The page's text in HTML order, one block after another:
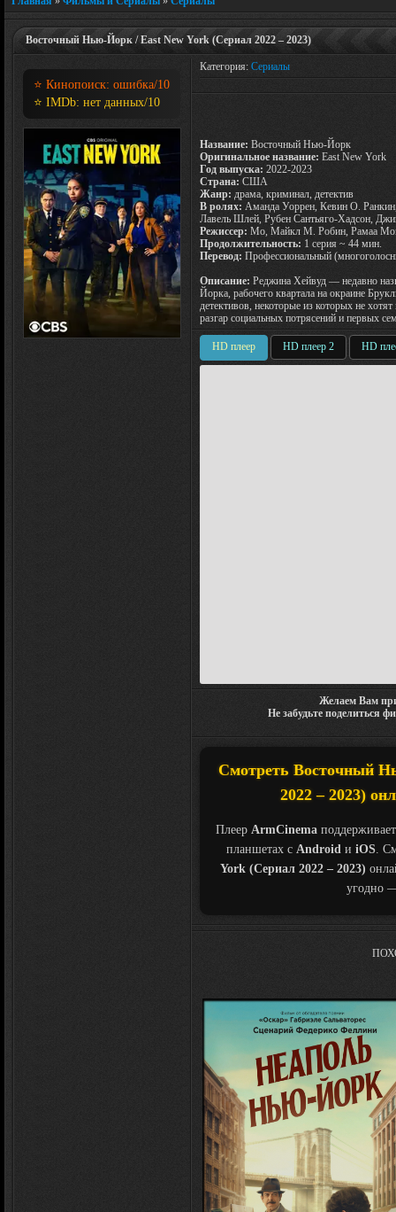
Восточный Нью-Йорк / East New York (Сериал 2022 – 2023)
⭐ Кинопоиск: ошибка/10
⭐ IMDb: нет данных/10
Категория: Сериалы
Название: Восточный Нью-Йорк
Оригинальное название: East New York
Год выпуска: 2022-2023
Страна: США
Жанр: драма, криминал, детектив
В ролях: Аманда Уоррен, Кевин О.
Лавель Шлей, Рубен Сантьяго-Хадсон,
Режиссер: Мо, Майкл М. Робин, Рамаа
Продолжительность: 1 серия ~ 44 мин.
Перевод: Профессиональный
Описание: Реджина Хейвуд — недавно
Йорка, рабочего квартала на окраине
детективов, некоторые из которых не
разгар социальных потрясений и первых
HD плеер HD плеер 2 HD
Желаем Вам
Не забудьте поделиться
Смотреть Восточный
2022 – 2023)
Плеер ArmCinema
планшетах с Android и iOS.
York (Сериал 2022 – 2023)
угодно